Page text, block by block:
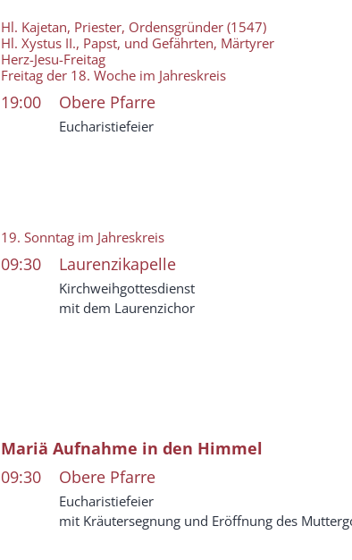
Hl. Kajetan, Priester, Ordensgründer (1547)
Hl. Xystus II., Papst, und Gefährten, Märtyrer
Herz-Jesu-Freitag
Freitag der 18. Woche im Jahreskreis
19:00 Obere Pfarre
Eucharistiefeier
19. Sonntag im Jahreskreis
09:30 Laurenzikapelle
Kirchweihgottesdienst
mit dem Laurenzichor
Mariä Aufnahme in den Himmel
09:30
Obere Pfarre
Eucharistiefeier
mit Kräutersegnung und Eröffnung des